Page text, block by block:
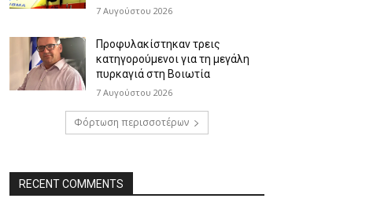
7 Αυγούστου 2026
Προφυλακίστηκαν τρεις
κατηγορούμενοι για τη μεγάλη
πυρκαγιά στη Βοιωτία
7 Αυγούστου 2026
Φόρτωση περισσοτέρων
RECENT COMMENTS